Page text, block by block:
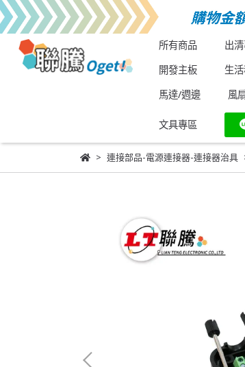
所有商品 出
開發主板
生
馬達/週邊
風
文具專區
連接部品-電源連接器-連接器治具